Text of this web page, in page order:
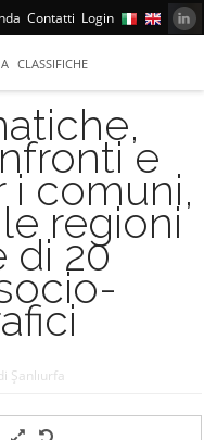
Contatti Login
CLASSIFICHE
e
i comuni,
regioni
di 20
Şanlıurfa